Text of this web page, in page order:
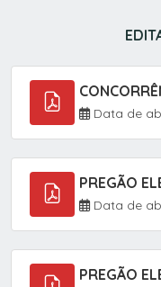
Data de
Data de